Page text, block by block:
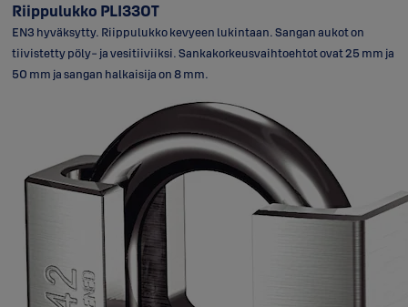
Riippulukko PLI330T
EN3 hyväksytty. Riippulukko kevyeen lukintaan. Sangan aukot on
tiivistetty pöly- ja vesitiiviiksi. Sankakorkeusvaihtoehtot ovat 25 mm ja
50 mm ja sangan halkaisija on 8 mm.